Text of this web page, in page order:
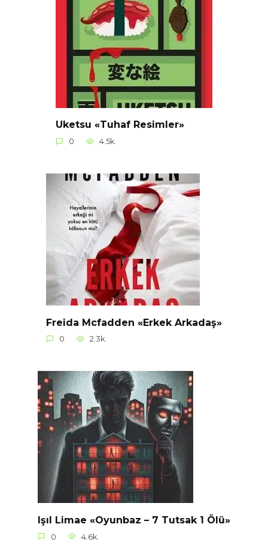
Uketsu «Tuhaf Resimler»
0 4.5k.
Freida Mcfadden «Erkek Arkadaş»
0 2.3k.
Işıl Limae «Oyunbaz – 7 Tutsak 1 Ölü»
0 4.6k.